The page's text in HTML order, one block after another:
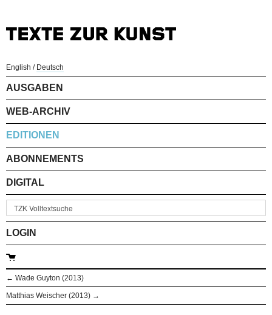
English / Deutsch
AUSGABEN
WEB-ARCHIV
EDITIONEN
ABONNEMENTS
DIGITAL
LOGIN
← Wade Guyton (2013)
Matthias Weischer (2013) →